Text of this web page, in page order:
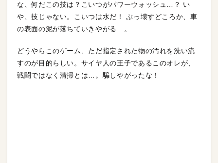
な、何だこの技は？こいつがパワーウォッシュ…？ い
や、技じゃない。こいつは水だ！ ぶっ壊すどころか、車
の表面の泥が落ちていきやがる…。
どうやらこのゲーム、ただ指定された物の汚れを洗い流
すのが目的らしい。サイヤ人の王子であるこのオレが、
戦闘ではなく清掃とは…。騙しやがったな！